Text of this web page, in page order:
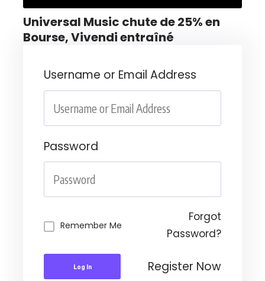
Universal Music chute de 25% en
Bourse, Vivendi entraîné
Username or Email Address
Password
Remember Me
Forgot
Password?
Log In Register Now